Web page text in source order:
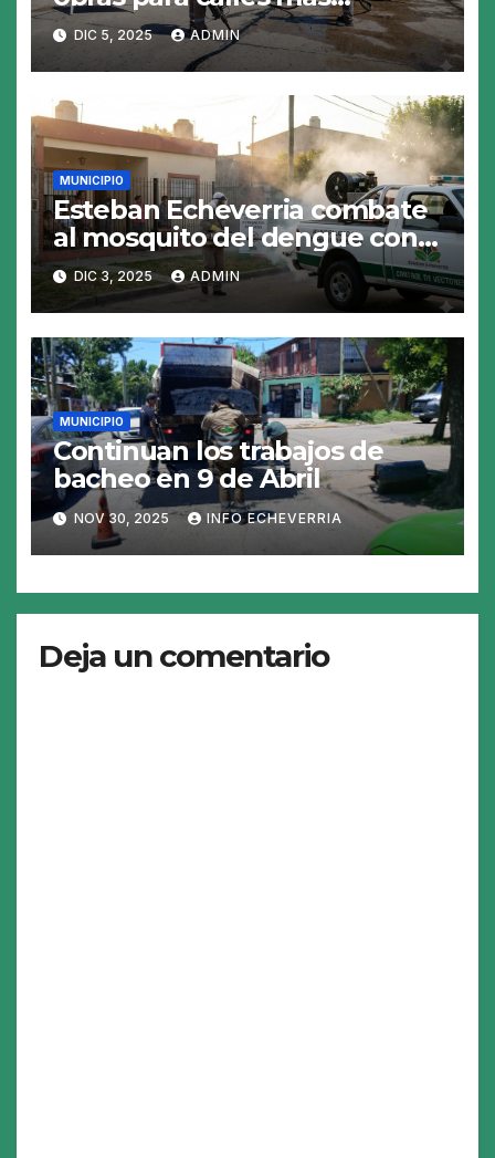
resistentes y seguras
DIC 5, 2025 ADMIN
MUNICIPIO
Esteban Echeverria combate
al mosquito del dengue con
fumigacion
DIC 3, 2025 ADMIN
MUNICIPIO
Continuan los trabajos de
bacheo en 9 de Abril
NOV 30, 2025 INFO ECHEVERRIA
Deja un comentario